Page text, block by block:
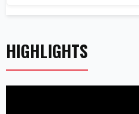
HIGHLIGHTS